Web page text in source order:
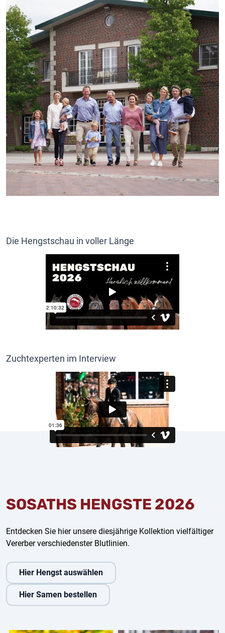
Die Hengstschau in voller Länge
Zuchtexperten im Interview
SOSATHS HENGSTE 2026
Entdecken Sie hier unsere diesjährige Kollektion vielfältiger
Vererber verschiedenster Blutlinien.
Hier Hengst auswählen
Hier Samen bestellen